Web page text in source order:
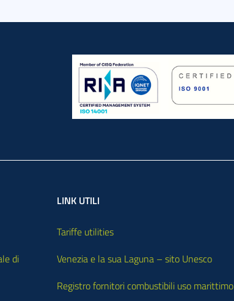
di
LINK UTILI
Tariffe utilities
Venezia e la sua Laguna – sito Unesco
Registro fornitori combustibili uso marittimo